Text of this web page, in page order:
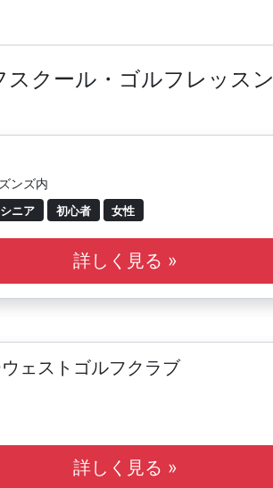
クール・ゴルフレッスン
ンズ内
シニア 初心者 女性
詳しく見る »
ェストゴルフクラブ
詳しく見る »